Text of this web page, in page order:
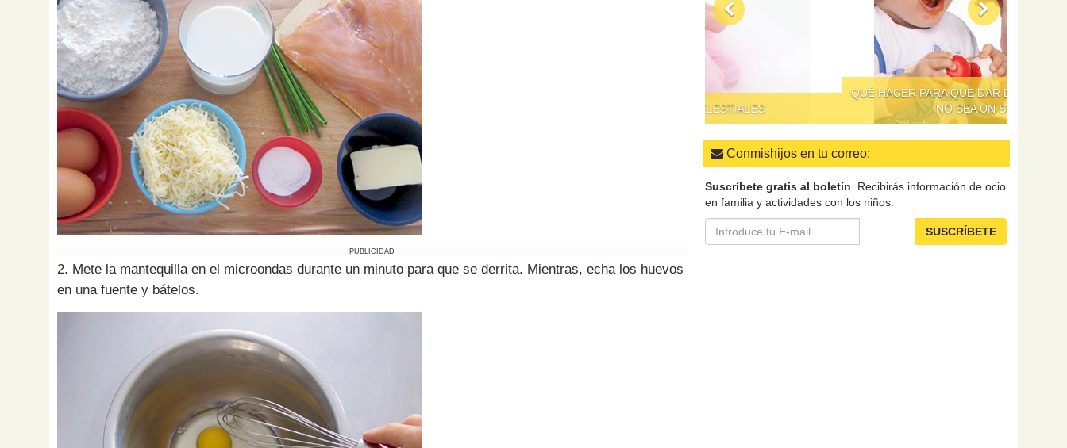
PUBLICIDAD
2. Mete la mantequilla en el microondas durante un minuto para que se derrita. Mientras, echa los huevos
en una fuente y bátelos.
QUÉ HACER PARA QUE DAR DE COMER A LOS NIÑOS
NO SEA UN SUPLICIO
Conmishijos en tu correo:
Suscríbete gratis al boletín . Recibirás información de ocio
en familia y actividades con los niños.
SUSCRÍBETE